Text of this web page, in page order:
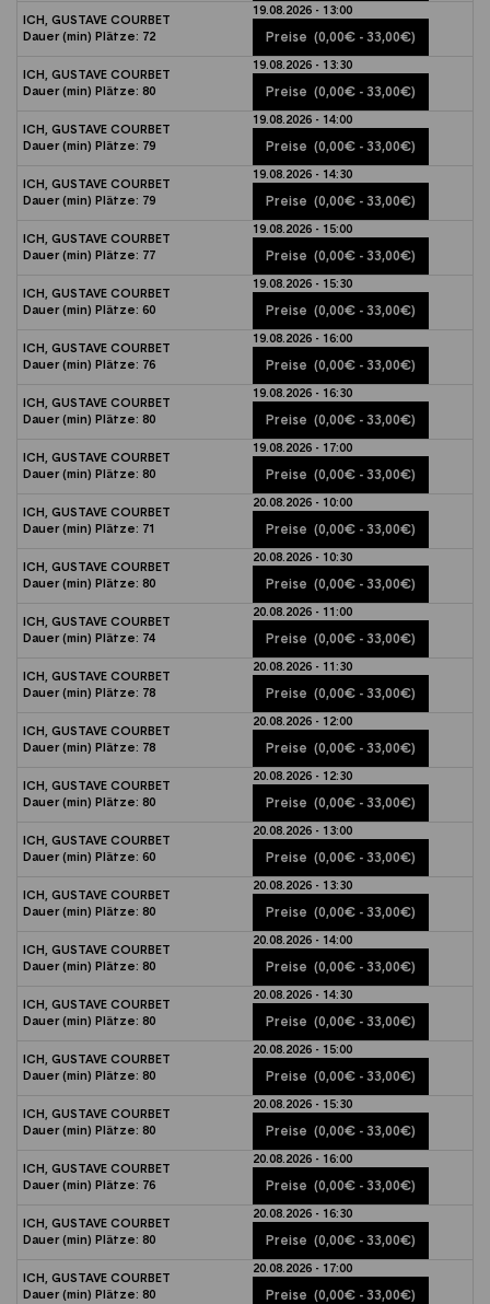
ICH, GUSTAVE COURBET
Dauer (min) Plätze: 72
19.08.2026 - 13:00
Preise (0,00€ - 33,00€)
ICH, GUSTAVE COURBET
Dauer (min) Plätze: 80
19.08.2026 - 13:30
Preise (0,00€ - 33,00€)
ICH, GUSTAVE COURBET
Dauer (min) Plätze: 79
19.08.2026 - 14:00
Preise (0,00€ - 33,00€)
ICH, GUSTAVE COURBET
Dauer (min) Plätze: 79
19.08.2026 - 14:30
Preise (0,00€ - 33,00€)
ICH, GUSTAVE COURBET
Dauer (min) Plätze: 77
19.08.2026 - 15:00
Preise (0,00€ - 33,00€)
ICH, GUSTAVE COURBET
Dauer (min) Plätze: 60
19.08.2026 - 15:30
Preise (0,00€ - 33,00€)
ICH, GUSTAVE COURBET
Dauer (min) Plätze: 76
19.08.2026 - 16:00
Preise (0,00€ - 33,00€)
ICH, GUSTAVE COURBET
Dauer (min) Plätze: 80
19.08.2026 - 16:30
Preise (0,00€ - 33,00€)
ICH, GUSTAVE COURBET
Dauer (min) Plätze: 80
19.08.2026 - 17:00
Preise (0,00€ - 33,00€)
ICH, GUSTAVE COURBET
Dauer (min) Plätze: 71
20.08.2026 - 10:00
Preise (0,00€ - 33,00€)
ICH, GUSTAVE COURBET
Dauer (min) Plätze: 80
20.08.2026 - 10:30
Preise (0,00€ - 33,00€)
ICH, GUSTAVE COURBET
Dauer (min) Plätze: 74
20.08.2026 - 11:00
Preise (0,00€ - 33,00€)
ICH, GUSTAVE COURBET
Dauer (min) Plätze: 78
20.08.2026 - 11:30
Preise (0,00€ - 33,00€)
ICH, GUSTAVE COURBET
Dauer (min) Plätze: 78
20.08.2026 - 12:00
Preise (0,00€ - 33,00€)
ICH, GUSTAVE COURBET
Dauer (min) Plätze: 80
20.08.2026 - 12:30
Preise (0,00€ - 33,00€)
ICH, GUSTAVE COURBET
Dauer (min) Plätze: 60
20.08.2026 - 13:00
Preise (0,00€ - 33,00€)
ICH, GUSTAVE COURBET
Dauer (min) Plätze: 80
20.08.2026 - 13:30
Preise (0,00€ - 33,00€)
ICH, GUSTAVE COURBET
Dauer (min) Plätze: 80
20.08.2026 - 14:00
Preise (0,00€ - 33,00€)
ICH, GUSTAVE COURBET
Dauer (min) Plätze: 80
20.08.2026 - 14:30
Preise (0,00€ - 33,00€)
ICH, GUSTAVE COURBET
Dauer (min) Plätze: 80
20.08.2026 - 15:00
Preise (0,00€ - 33,00€)
ICH, GUSTAVE COURBET
Dauer (min) Plätze: 80
20.08.2026 - 15:30
Preise (0,00€ - 33,00€)
ICH, GUSTAVE COURBET
Dauer (min) Plätze: 76
20.08.2026 - 16:00
Preise (0,00€ - 33,00€)
ICH, GUSTAVE COURBET
Dauer (min) Plätze: 80
20.08.2026 - 16:30
Preise (0,00€ - 33,00€)
ICH, GUSTAVE COURBET
Dauer (min) Plätze: 80
20.08.2026 - 17:00
Preise (0,00€ - 33,00€)